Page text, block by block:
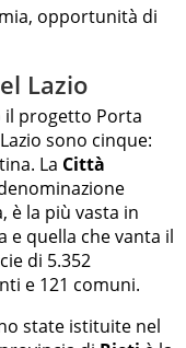
opportunità di
Lazio
il progetto Porta
sono cinque:
La Città
è la più vasta in
e quella che vanta il
di 5.352
e 121 comuni.
state istituite nel